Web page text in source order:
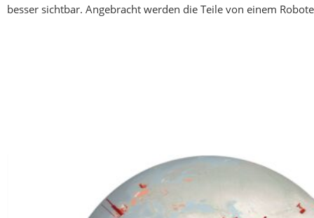
besser sichtbar. Angebracht werden die Teile von einem